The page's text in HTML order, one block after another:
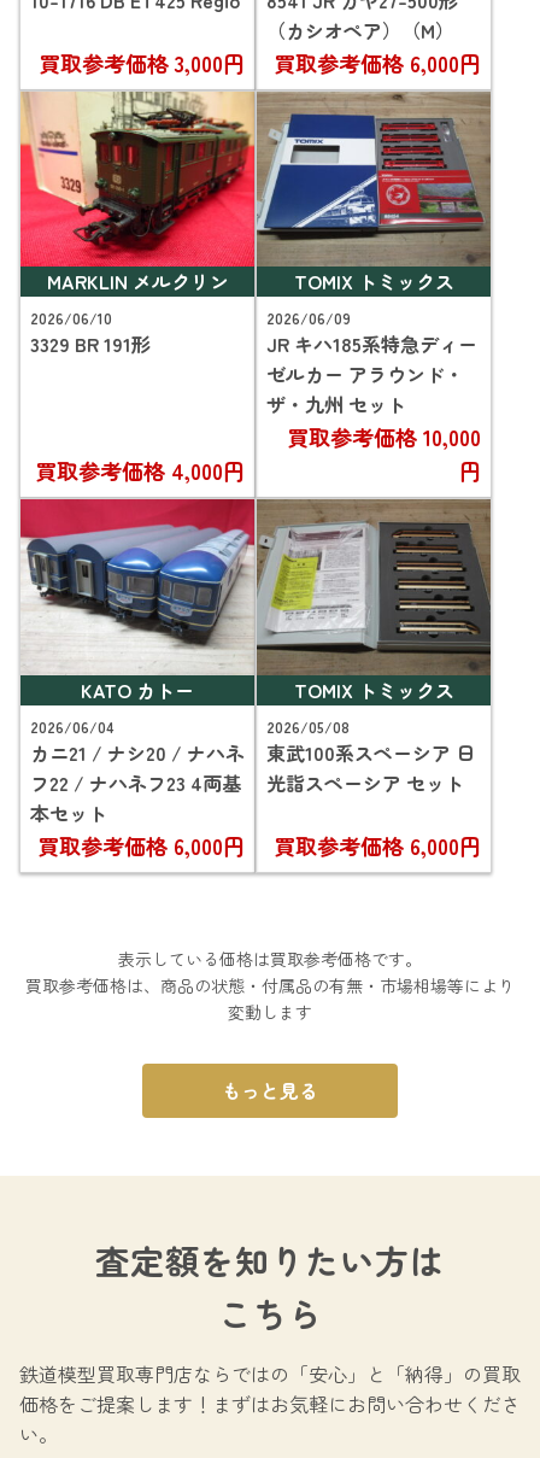
買取参考価格3,000円
（カシオペア）（M）
買取参考価格 6,000円
MARKLIN メルクリン
2026/06/10
3329 BR 191形
買取参考価格 4,000円
TOMIX トミックス
2026/06/09
JR キハ185系特急ディー
ゼルカー アラウンド・
ザ・九州 セット
買取参考価格10,000
円
KATO カトー
2026/06/04
カニ21 / ナシ20 / ナハネ
フ22 / ナハネフ23 4両基
本セット
買取参考価格 6,000円
TOMIX トミックス
2026/05/08
東武100系スペーシア 日
光詣スペーシア セット
買取参考価格 6,000円
表示している価格は買取参考価格です。
買取参考価格は、商品の状態・付属品の有無・市場相場等により
変動します
もっと見る
査定額を知りたい方は
こちら
鉄道模型買取専門店ならではの 「安心」と「納得」の買取
価格をご提案します！ まずはお気軽にお問い合わせくださ
い。